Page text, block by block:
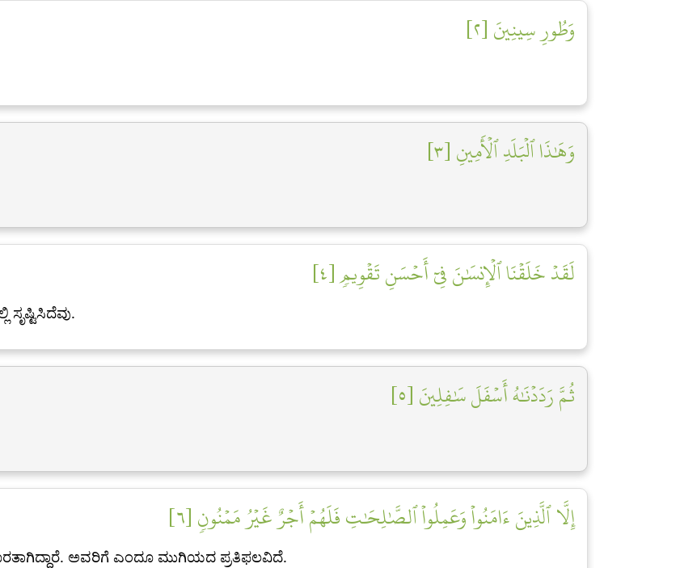
وَطُورِ سِينِينَ [٢]
وَهَٰذَا ٱلۡبَلَدِ ٱلۡأَمِينِ [٣]
لَقَدۡ خَلَقۡنَا ٱلۡإِنسَٰنَ فِيٓ أَحۡسَنِ تَقۡوِيمٖ [٤]
ಸೃಷ್ಟಿಸಿದೆವು.
ثُمَّ رَدَدۡنَٰهُ أَسۡفَلَ سَٰفِلِينَ [٥]
إِلَّا ٱلَّذِينَ ءَامَنُواْ وَعَمِلُواْ ٱلصَّٰلِحَٰتِ فَلَهُمۡ أَجۡرٌ غَيۡرُ مَمۡنُونٖ [٦]
ಅವರಿಗೆ ಎಂದೂ ಮುಗಿಯದ ಪ್ರತಿಫಲವಿದೆ.